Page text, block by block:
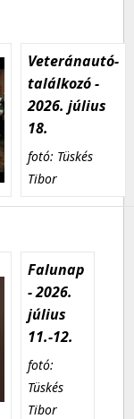
Veteránautó-
találkozó -
2026. július
18.
fotó: Tüskés
Tibor
Falunap
- 2026.
július
11.-12.
fotó:
Tüskés
Tibor